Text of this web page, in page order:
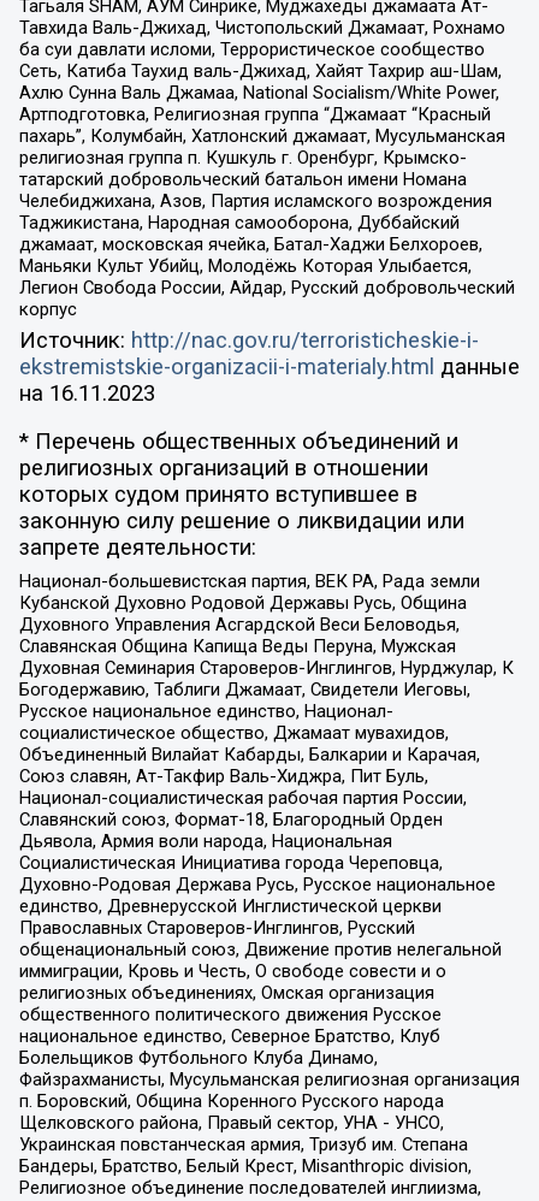
Тагьаля SHAM, АУМ Синрике, Муджахеды джамаата Ат-
Тавхида Валь-Джихад, Чистопольский Джамаат, Рохнамо
ба суи давлати исломи, Террористическое сообщество
Сеть, Катиба Таухид валь-Джихад, Хайят Тахрир аш-Шам,
Ахлю Сунна Валь Джамаа, National Socialism/White Power,
Артподготовка, Религиозная группа “Джамаат “Красный
пахарь”, Колумбайн, Хатлонский джамаат, Мусульманская
религиозная группа п. Кушкуль г. Оренбург, Крымско-
татарский добровольческий батальон имени Номана
Челебиджихана, Азов, Партия исламского возрождения
Таджикистана, Народная самооборона, Дуббайский
джамаат, московская ячейка, Батал-Хаджи Белхороев,
Маньяки Культ Убийц, Молодёжь Которая Улыбается,
Легион Свобода России, Айдар, Русский добровольческий
корпус
Источник: http://nac.gov.ru/terroristicheskie-i-
ekstremistskie-organizacii-i-materialy.html данные
на 16.11.2023
* Перечень общественных объединений и
религиозных организаций в отношении
которых судом принято вступившее в
законную силу решение о ликвидации или
запрете деятельности:
Национал-большевистская партия, ВЕК РА, Рада земли
Кубанской Духовно Родовой Державы Русь, Община
Духовного Управления Асгардской Веси Беловодья,
Славянская Община Капища Веды Перуна, Мужская
Духовная Семинария Староверов-Инглингов, Нурджулар, К
Богодержавию, Таблиги Джамаат, Свидетели Иеговы,
Русское национальное единство, Национал-
социалистическое общество, Джамаат мувахидов,
Объединенный Вилайат Кабарды, Балкарии и Карачая,
Союз славян, Ат-Такфир Валь-Хиджра, Пит Буль,
Национал-социалистическая рабочая партия России,
Славянский союз, Формат-18, Благородный Орден
Дьявола, Армия воли народа, Национальная
Социалистическая Инициатива города Череповца,
Духовно-Родовая Держава Русь, Русское национальное
единство, Древнерусской Инглистической церкви
Православных Староверов-Инглингов, Русский
общенациональный союз, Движение против нелегальной
иммиграции, Кровь и Честь, О свободе совести и о
религиозных объединениях, Омская организация
общественного политического движения Русское
национальное единство, Северное Братство, Клуб
Болельщиков Футбольного Клуба Динамо,
Файзрахманисты, Мусульманская религиозная организация
п. Боровский, Община Коренного Русского народа
Щелковского района, Правый сектор, УНА - УНСО,
Украинская повстанческая армия, Тризуб им. Степана
Бандеры, Братство, Белый Крест, Misanthropic division,
Религиозное объединение последователей инглиизма,